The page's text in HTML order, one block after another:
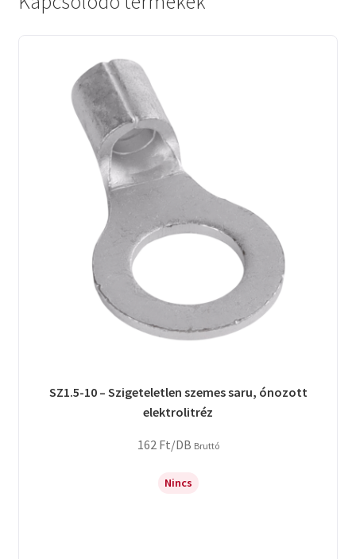
SZ1.5-10 – Szigeteletlen szemes saru, ónozott
elektrolitréz
162 Ft/DB Bruttó
Nincs